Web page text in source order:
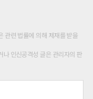
관련 법률에 의해 제재를 받을
나 인신공격성 글은 관리자의 판